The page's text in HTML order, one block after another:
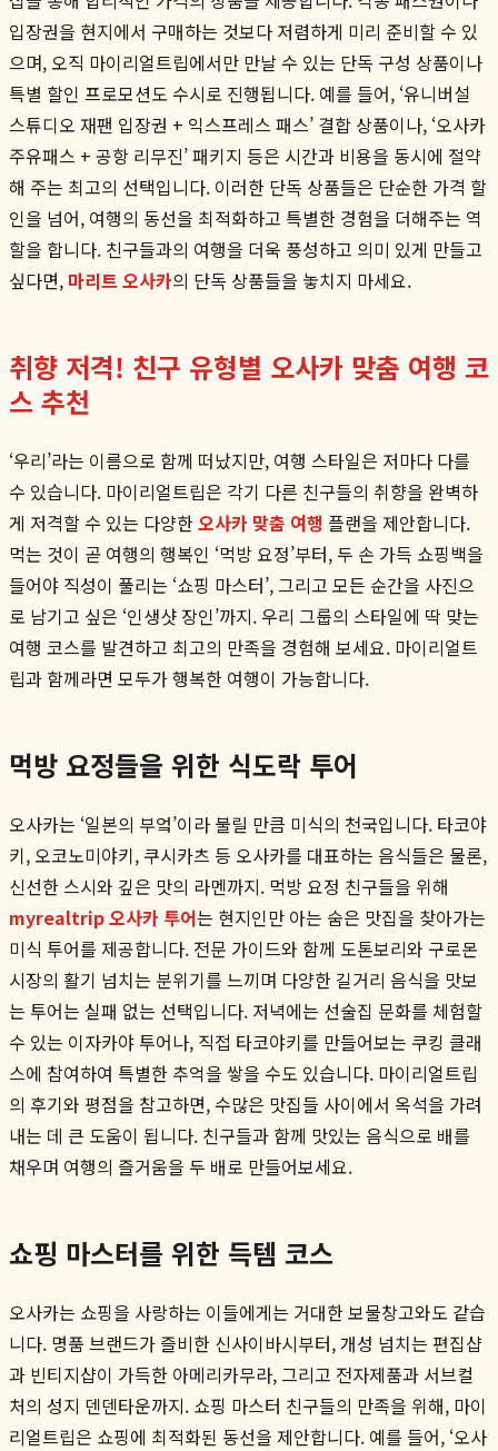
입장권을 현지에서 구매하는 것보다 저렴하게 미리 준비할 수 있
으며, 오직 마이리얼트립에서만 만날 수 있는 단독 구성 상품이나
특별 할인 프로모션도 수시로 진행됩니다. 예를 들어, ‘유니버설
스튜디오 재팬 입장권 + 익스프레스 패스’ 결합 상품이나, ‘오사카
주유패스 + 공항 리무진’ 패키지 등은 시간과 비용을 동시에 절약
해 주는 최고의 선택입니다. 이러한 단독 상품들은 단순한 가격 할
인을 넘어, 여행의 동선을 최적화하고 특별한 경험을 더해주는 역
할을 합니다. 친구들과의 여행을 더욱 풍성하고 의미 있게 만들고
싶다면, 마리트 오사카의 단독 상품들을 놓치지 마세요.
취향 저격! 친구 유형별 오사카 맞춤 여행 코
스 추천
‘우리’라는 이름으로 함께 떠났지만, 여행 스타일은 저마다 다를
수 있습니다. 마이리얼트립은 각기 다른 친구들의 취향을 완벽하
게 저격할 수 있는 다양한오사카 맞춤 여행 플랜을 제안합니다.
먹는 것이 곧 여행의 행복인 ‘먹방 요정’부터, 두 손 가득 쇼핑백을
들어야 직성이 풀리는 ‘쇼핑 마스터’, 그리고 모든 순간을 사진으
로 남기고 싶은 ‘인생샷 장인’까지. 우리 그룹의 스타일에 딱 맞는
여행 코스를 발견하고 최고의 만족을 경험해 보세요. 마이리얼트
립과 함께라면 모두가 행복한 여행이 가능합니다.
먹방 요정들을 위한 식도락 투어
오사카는 ‘일본의 부엌’이라 불릴 만큼 미식의 천국입니다. 타코야
키, 오코노미야키, 쿠시카츠 등 오사카를 대표하는 음식들은 물론,
신선한 스시와 깊은 맛의 라멘까지. 먹방 요정 친구들을 위해
myrealtrip 오사카 투어는 현지인만 아는 숨은 맛집을 찾아가는
미식 투어를 제공합니다. 전문 가이드와 함께 도톤보리와 구로몬
시장의 활기 넘치는 분위기를 느끼며 다양한 길거리 음식을 맛보
는 투어는 실패 없는 선택입니다. 저녁에는 선술집 문화를 체험할
수 있는 이자카야 투어나, 직접 타코야키를 만들어보는 쿠킹 클래
스에 참여하여 특별한 추억을 쌓을 수도 있습니다. 마이리얼트립
의 후기와 평점을 참고하면, 수많은 맛집들 사이에서 옥석을 가려
내는 데 큰 도움이 됩니다. 친구들과 함께 맛있는 음식으로 배를
채우며 여행의 즐거움을 두 배로 만들어보세요.
쇼핑 마스터를 위한 득템 코스
오사카는 쇼핑을 사랑하는 이들에게는 거대한 보물창고와도 같습
니다. 명품 브랜드가 즐비한 신사이바시부터, 개성 넘치는 편집샵
과 빈티지샵이 가득한 아메리카무라, 그리고 전자제품과 서브컬
처의 성지 덴덴타운까지. 쇼핑 마스터 친구들의 만족을 위해, 마이
리얼트립은 쇼핑에 최적화된 동선을 제안합니다. 예를 들어, ‘오사